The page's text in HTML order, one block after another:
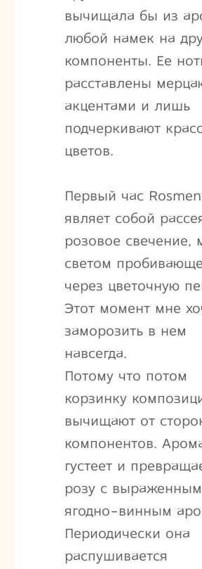
вычищала бы из
любой намек на
компоненты. Ее
расставлены
акцентами и лишь
подчеркивают
цветов.
Первый час
являет собой
розовое свечение,
светом
через цветочную
Этот момент мне
заморозить в нем
навсегда.
Потому что потом
корзинку
вычищают от
компонентов.
густеет и
розу с выраженным
ягодно-винным
Периодически она
распушивается